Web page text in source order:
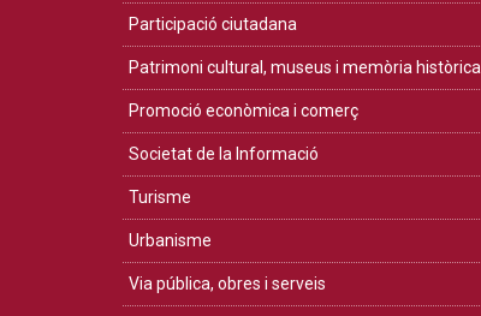
Participació ciutadana
Patrimoni cultural, museus i memòria històrica
Promoció econòmica i comerç
Societat de la Informació
Turisme
Urbanisme
Via pública, obres i serveis